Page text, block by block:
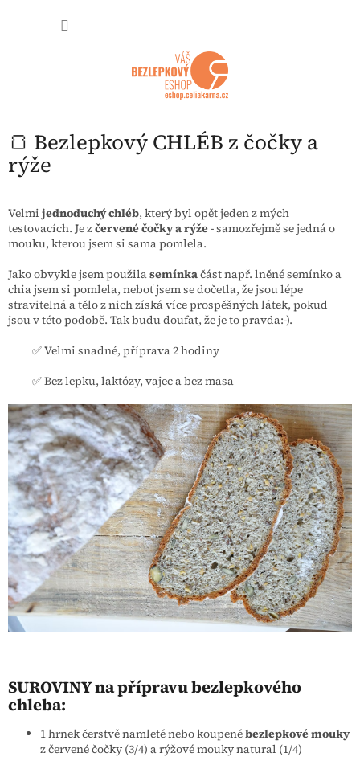
🍞 Bezlepkový CHLÉB z čočky a
rýže
Velmi jednoduchý chléb, který byl opět jeden z mých
testovacích. Je zčervené čočky a rýže- samozřejmě se jedná o
mouku, kterou jsem si sama pomlela.
Jako obvykle jsem použilasemínkačást např. lněné semínko a
chia jsem si pomlela, neboť jsem se dočetla, že jsou lépe
stravitelná a tělo z nich získá více prospěšných látek, pokud
jsou v této podobě. Tak budu doufat, že je to pravda:-).
✅ Velmi snadné, příprava 2 hodiny
✅ Bez lepku, laktózy, vajec a bez masa
SUROVINY na přípravu bezlepkového
chleba:
1 hrnek čerstvě namleté nebo koupenébezlepkové mouky
z červené čočky (3/4) a rýžové mouky natural (1/4)